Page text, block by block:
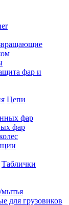
фар и
Цепи
фар
Таблички